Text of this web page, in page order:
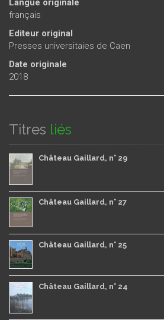
Langue originale
français
Editeur original
Presses universitaies de Caen
Date originale
2018
Titres liés
Château Gaillard, n° 29
Château Gaillard, n° 27
Château Gaillard, n° 25
Château Gaillard, n° 24